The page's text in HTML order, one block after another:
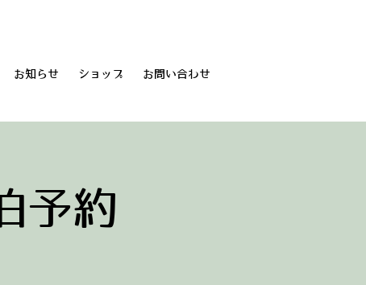
お知らせ ショップ お問い合わせ
予約